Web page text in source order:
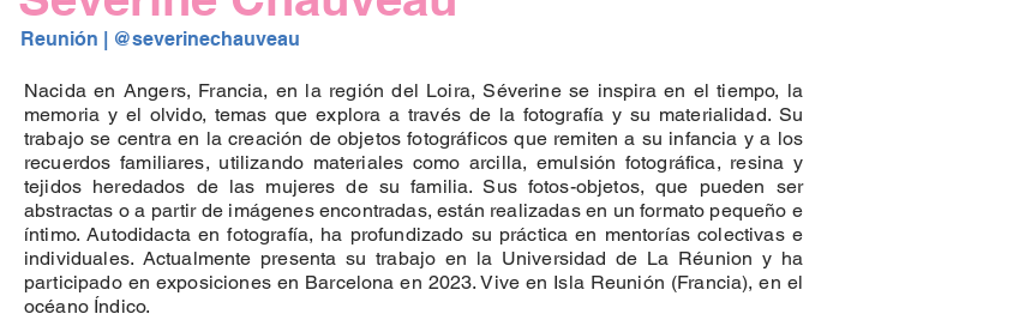
Reunión | @severinechauveau
Nacida en Angers, Francia, en la región del Loira, Séverine se inspira en el tiempo, la
memoria y el olvido, temas que explora a través de la fotografía y su materialidad. Su
trabajo se centra en la creación de objetos fotográficos que remiten a su infancia y a los
recuerdos familiares, utilizando materiales como arcilla, emulsión fotográfica, resina y
tejidos heredados de las mujeres de su familia. Sus fotos-objetos, que pueden ser
abstractas o a partir de imágenes encontradas, están realizadas en un formato pequeño e
íntimo. Autodidacta en fotografía, ha profundizado su práctica en mentorías colectivas e
individuales. Actualmente presenta su trabajo en la Universidad de La Réunion y ha
participado en exposiciones en Barcelona en 2023. Vive en Isla Reunión (Francia), en el
océano Índico.